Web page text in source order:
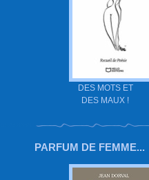
DES MOTS ET
DES MAUX !
PARFUM DE FEMME...